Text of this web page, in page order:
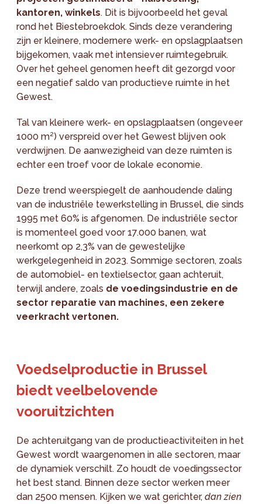
kantoren, winkels. Dit is bijvoorbeeld het geval
rond het Biestebroekdok. Sinds deze verandering
zijn er kleinere, modernere werk- en opslagplaatsen
bijgekomen, vaak met intensiever ruimtegebruik.
Over het geheel genomen heeft dit gezorgd voor
een negatief saldo van productieve ruimte in het
Gewest.
Tal van kleinere werk- en opslagplaatsen (ongeveer
1000 m²) verspreid over het Gewest blijven ook
verdwijnen. De aanwezigheid van deze ruimten is
echter een troef voor de lokale economie.
Deze trend weerspiegelt de aanhoudende daling
van de industriële tewerkstelling in Brussel, die sinds
1995 met 60% is afgenomen. De industriële sector
is momenteel goed voor 17.000 banen, wat
neerkomt op 2,3% van de gewestelijke
werkgelegenheid in 2023. Sommige sectoren, zoals
de automobiel- en textielsector, gaan achteruit,
terwijl andere, zoals de voedingsindustrie en de
sector reparatie van machines, een zekere
veerkracht vertonen.
Voedselproductie in Brussel
biedt veelbelovende
vooruitzichten
De achteruitgang van de productieactiviteiten in het
Gewest wordt waargenomen in alle sectoren, maar
de dynamiek verschilt. Zo houdt de voedingssector
het best stand. Binnen deze sector werken meer
dan 2500 mensen. Kijken we wat gerichter,dan zien